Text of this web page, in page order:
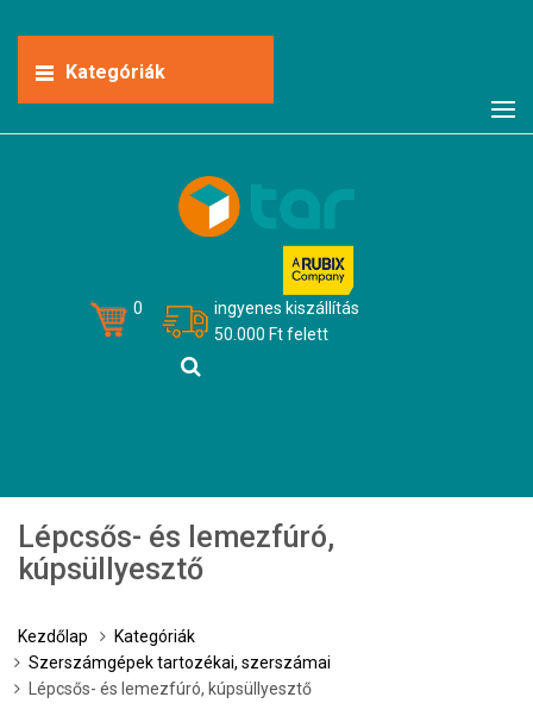
Kategóriák
0
ingyenes kiszállítás
50.000 Ft felett
Lépcsős- és lemezfúró,
kúpsüllyesztő
Kezdőlap
Kategóriák
Szerszámgépek tartozékai, szerszámai
Lépcsős- és lemezfúró, kúpsüllyesztő